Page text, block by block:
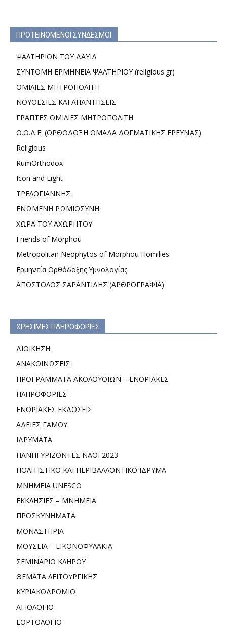
ΠΡΟΤΕΙΝΟΜΕΝΟΙ ΣΥΝΔΕΣΜΟΙ
ΨΑΛΤΗΡΙΟΝ ΤΟΥ ΔΑΥΙΔ
ΣΥΝΤΟΜΗ ΕΡΜΗΝΕΙΑ ΨΑΛΤΗΡΙΟΥ (religious.gr)
ΟΜΙΛΙΕΣ ΜΗΤΡΟΠΟΛΙΤΗ
ΝΟΥΘΕΣΙΕΣ ΚΑΙ ΑΠΑΝΤΗΣΕΙΣ
ΓΡΑΠΤΕΣ ΟΜΙΛΙΕΣ ΜΗΤΡΟΠΟΛΙΤΗ
Ο.Ο.Δ.Ε. (ΟΡΘΟΔΟΞΗ ΟΜΑΔΑ ΔΟΓΜΑΤΙΚΗΣ ΕΡΕΥΝΑΣ)
Religious
RumOrthodox
Icon and Light
ΤΡΕΛΟΓΙΑΝΝΗΣ
ΕΝΩΜΕΝΗ ΡΩΜΙΟΣΥΝΗ
ΧΩΡΑ ΤΟΥ ΑΧΩΡΗΤΟΥ
Friends of Morphou
Metropolitan Neophytos of Morphou Homilies
Ερμηνεία Ορθόδοξης Υμνολογίας
ΑΠΟΣΤΟΛΟΣ ΣΑΡΑΝΤΙΔΗΣ (ΑΡΘΡΟΓΡΑΦΙΑ)
ΧΡΗΣΙΜΕΣ ΠΛΗΡΟΦΟΡΙΕΣ
ΔΙΟΙΚΗΣΗ
ΑΝΑΚΟΙΝΩΣΕΙΣ
ΠΡΟΓΡΑΜΜΑΤΑ ΑΚΟΛΟΥΘΙΩΝ – ΕΝΟΡΙΑΚΕΣ
ΠΛΗΡΟΦΟΡΙΕΣ
ΕΝΟΡΙΑΚΕΣ ΕΚΔΟΣΕΙΣ
ΑΔΕΙΕΣ ΓΑΜΟΥ
ΙΔΡΥΜΑΤΑ
ΠΑΝΗΓΥΡΙΖΟΝΤΕΣ ΝΑΟΙ 2023
ΠΟΛΙΤΙΣΤΙΚΟ ΚΑΙ ΠΕΡΙΒΑΛΛΟΝΤΙΚΟ ΙΔΡΥΜΑ
ΜΝΗΜΕΙΑ UNESCO
ΕΚΚΛΗΣΙΕΣ – ΜΝΗΜΕΙΑ
ΠΡΟΣΚΥΝΗΜΑΤΑ
ΜΟΝΑΣΤΗΡΙΑ
ΜΟΥΣΕΙΑ – ΕΙΚΟΝΟΦΥΛΑΚΙΑ
ΣΕΜΙΝΑΡΙΟ ΚΛΗΡΟΥ
ΘΕΜΑΤΑ ΛΕΙΤΟΥΡΓΙΚΗΣ
ΚΥΡΙΑΚΟΔΡΟΜΙΟ
ΑΓΙΟΛΟΓΙΟ
ΕΟΡΤΟΛΟΓΙΟ